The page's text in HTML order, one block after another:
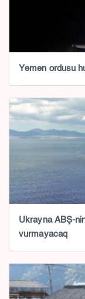
Yəmən ordusu
Ukrayna ABŞ-
vurmayacaq